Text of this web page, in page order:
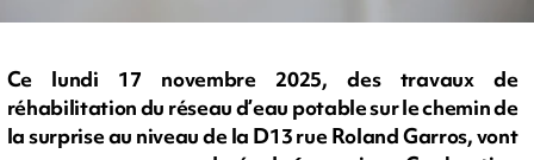
Ce lundi 17 novembre 2025, des travaux de
réhabilitation du réseau d’eau potable sur le chemin de
la surprise au niveau de la D13 rue Roland Garros, vont